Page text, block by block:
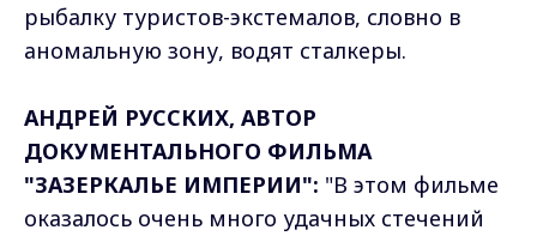
рыбалку туристов-экстемалов, словно в
аномальную зону, водят сталкеры.
АНДРЕЙ РУССКИХ, АВТОР
ДОКУМЕНТАЛЬНОГО ФИЛЬМА
"ЗАЗЕРКАЛЬЕ ИМПЕРИИ": "В этом фильме
оказалось очень много удачных стечений